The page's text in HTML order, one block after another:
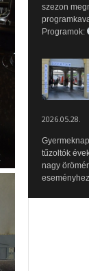
szezon
Programok:
2026.05.28.
tűzoltók
nagy